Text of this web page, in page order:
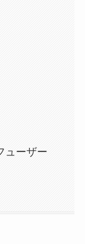
ューザー